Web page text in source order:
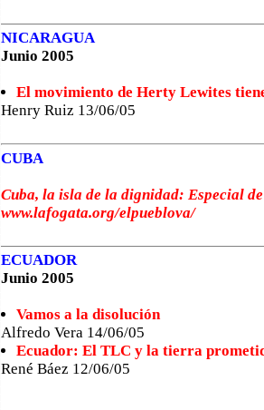
NICARAGUA
Junio 2005
El movimiento de Herty Lewites
Henry Ruiz 13/06/05
CUBA
Cuba, la isla de la dignidad: Especial
www.lafogata.org/elpueblova/
ECUADOR
Junio 2005
Vamos a la disolución
Alfredo Vera 14/06/05
Ecuador: El TLC y la tierra
René Báez 12/06/05